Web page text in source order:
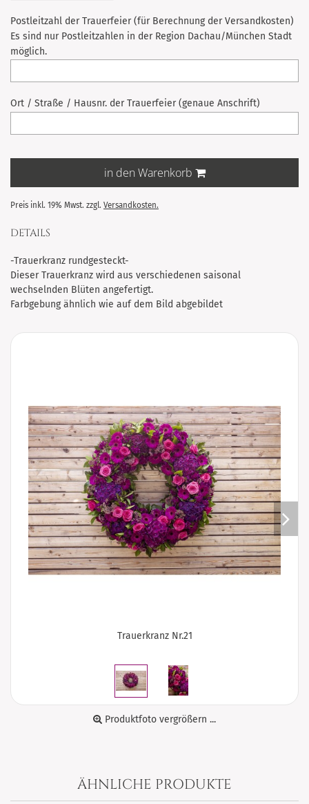
Postleitzahl der Trauerfeier (für Berechnung der Versandkosten)
Es sind nur Postleitzahlen in der Region Dachau/München Stadt
möglich.
Ort / Straße / Hausnr. der Trauerfeier (genaue Anschrift)
in den Warenkorb
Preis inkl. 19% Mwst. zzgl. Versandkosten.
DETAILS
-Trauerkranz rundgesteckt-
Dieser Trauerkranz wird aus verschiedenen saisonal
wechselnden Blüten angefertigt.
Farbgebung ähnlich wie auf dem Bild abgebildet
Trauerkranz Nr.21
Produktfoto vergrößern ...
ÄHNLICHE PRODUKTE